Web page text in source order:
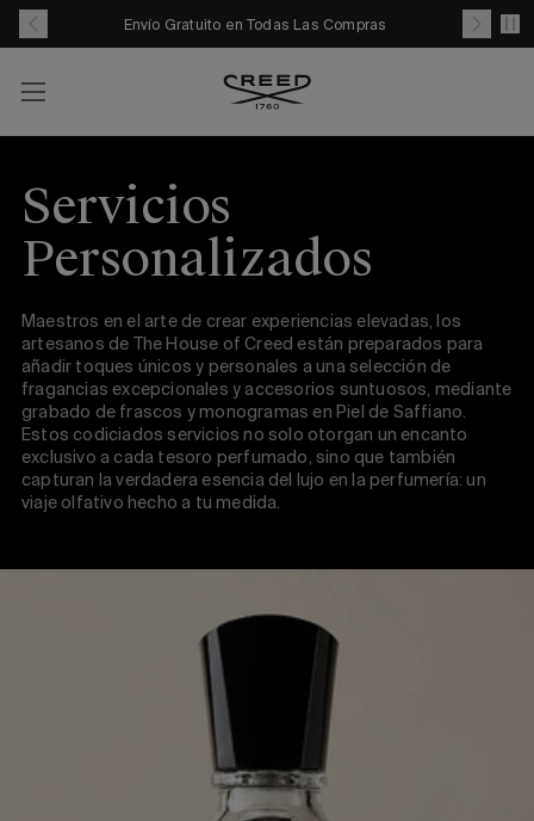
Saltar
Envío Gratuito en Todas Las Compras
cart
Servicios
Personalizados
Maestros en el arte de crear experiencias elevadas, los
artesanos de The House of Creed están preparados para
añadir toques únicos y personales a una selección de
fragancias excepcionales y accesorios suntuosos, mediante
grabado de frascos y monogramas en Piel de Saffiano.
Estos codiciados servicios no solo otorgan un encanto
exclusivo a cada tesoro perfumado, sino que también
capturan la verdadera esencia del lujo en la perfumería: un
viaje olfativo hecho a tu medida.